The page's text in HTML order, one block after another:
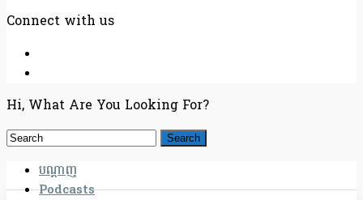
Connect with us
Hi, What Are You Looking For?
បណ្តាញ
Podcasts